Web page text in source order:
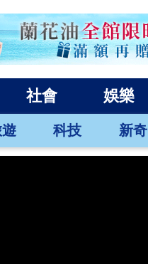
社會 娛樂
科技 新奇